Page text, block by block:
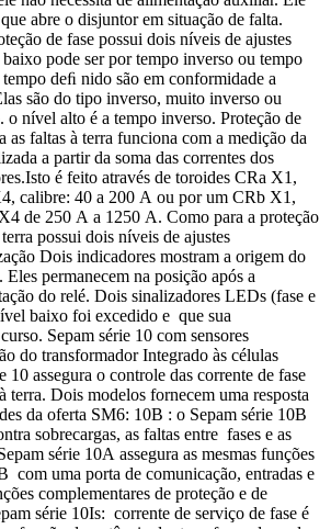
abre o disjuntor em situação de falta.
de fase possui dois níveis de ajustes
pode ser por tempo inverso ou tempo
deﬁ nido são em conformidade a
são do tipo inverso, muito inverso ou
o nível alto é a tempo inverso. Proteção de
as faltas à terra funciona com a medição da
a partir da soma das correntes dos
é feito através de toroides CRa X1,
calibre: 40 a 200 A ou por um CRb X1,
de 250 A a 1250 A. Como para a proteção
possui dois níveis de ajustes
Dois indicadores mostram a origem do
permanecem na posição após a
do relé. Dois sinalizadores LEDs (fase e
baixo foi excedido e que sua
Sepam série 10 com sensores
do transformador Integrado às células
10 assegura o controle das corrente de fase
terra. Dois modelos fornecem uma resposta
da oferta SM6: 10B : o Sepam série 10B
sobrecargas, as faltas entre fases e as
série 10A assegura as mesmas funções
com uma porta de comunicação, entradas e
complementares de proteção e de
série 10Is: corrente de serviço de fase é